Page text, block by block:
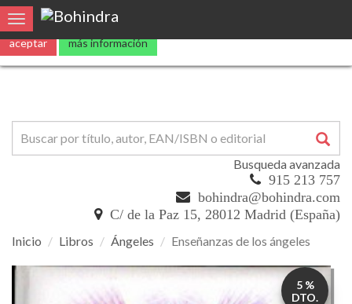
Utilizamoscookies propias y de terceros para mejorar nuestros
aceptar más información
Toggle navigation
Busqueda avanzada
915 213 757
bohindra@bohindra.com
C/ de la Paz 15, 28012 Madrid (España)
Inicio Libros Ángeles Enseñanzas de los ángeles
Enseñanzas
5 %
DTO.